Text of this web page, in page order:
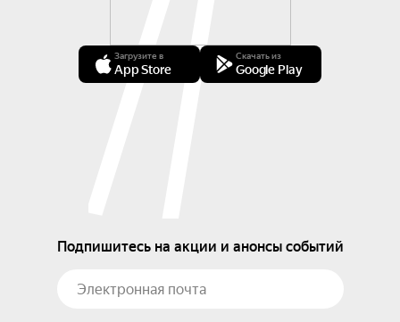
Загрузите в
App Store
Скачать из
Google Play
Подпишитесь на акции и анонсы событий